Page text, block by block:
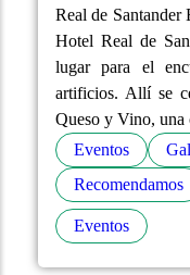
Real de Santander
Hotel Real de
lugar para el
artificios. Allí se
Queso y Vino, una
Eventos
Recomendamos
Eventos